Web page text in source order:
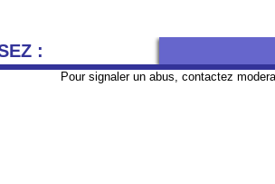
:
Pour signaler un abus, contactez